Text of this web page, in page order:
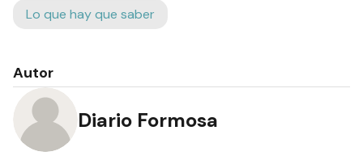
Lo que hay que saber
Autor
Diario Formosa